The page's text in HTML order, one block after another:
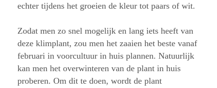
echter tijdens het groeien de kleur tot paars of wit.
Zodat men zo snel mogelijk en lang iets heeft van
deze klimplant, zou men het zaaien het beste vanaf
februari in voorcultuur in huis plannen. Natuurlijk
kan men het overwinteren van de plant in huis
proberen. Om dit te doen, wordt de plant